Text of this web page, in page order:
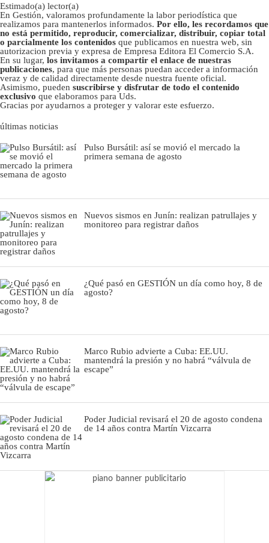
Estimado(a) lector(a)
En Gestión, valoramos profundamente la labor periodística que
realizamos para mantenerlos informados. Por ello, les recordamos que
no está permitido, reproducir, comercializar, distribuir, copiar total
o parcialmente los contenidos que publicamos en nuestra web, sin
autorizacion previa y expresa de Empresa Editora El Comercio S.A.
En su lugar, los invitamos a compartir el enlace de nuestras
publicaciones, para que más personas puedan acceder a información
veraz y de calidad directamente desde nuestra fuente oficial.
Asimismo, pueden suscribirse y disfrutar de todo el contenido
exclusivo que elaboramos para Uds.
Gracias por ayudarnos a proteger y valorar este esfuerzo.
últimas noticias
Pulso Bursátil: así se movió el mercado la
primera semana de agosto
Nuevos sismos en Junín: realizan patrullajes y
monitoreo para registrar daños
¿Qué pasó en GESTIÓN un día como hoy, 8 de
agosto?
Marco Rubio advierte a Cuba: EE.UU.
mantendrá la presión y no habrá “válvula de
escape”
Poder Judicial revisará el 20 de agosto condena
de 14 años contra Martín Vizcarra